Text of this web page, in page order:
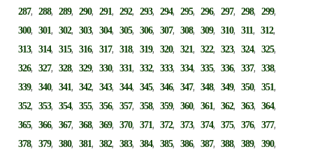
287,288,289,290,291,292,293,294,295,296,297,298,299,
300,301,302,303,304,305,306,307,308,309,310,311,312,
313,314,315,316,317,318,319,320,321,322,323,324,325,
326,327,328,329,330,331,332,333,334,335,336,337,338,
339,340,341,342,343,344,345,346,347,348,349,350,351,
352,353,354,355,356,357,358,359,360,361,362,363,364,
365,366,367,368,369,370,371,372,373,374,375,376,377,
378,379,380,381,382,383,384,385,386,387,388,389,390,